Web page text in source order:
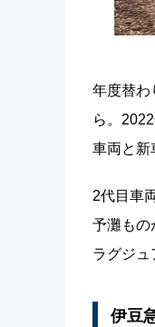
年度替わ
ら。
車両と新
2代目車
予灘もの
ラグジュ
伊豆